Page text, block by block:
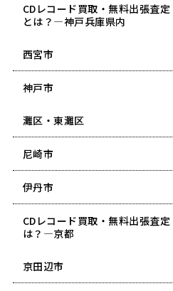
CDレコード買取・無料出張査
とは？―神戸兵庫県内
西宮市
神戸市
灘区・東灘区
尼崎市
伊丹市
CDレコード買取・無料出張査
は？―京都
京田辺市